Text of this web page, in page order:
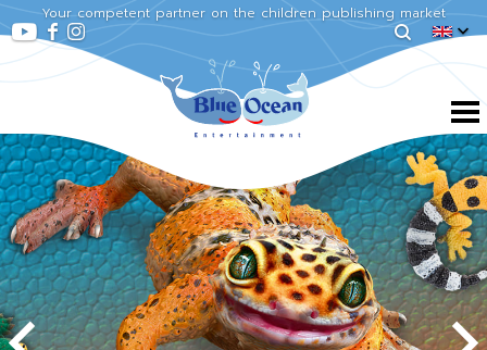
Your competent partner on the children publishing market